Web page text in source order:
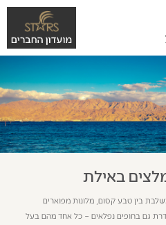
באילת
בין טבע קסום, מלונות מפוארים
גם בחופים נפלאים – כל אחד מהם בעל